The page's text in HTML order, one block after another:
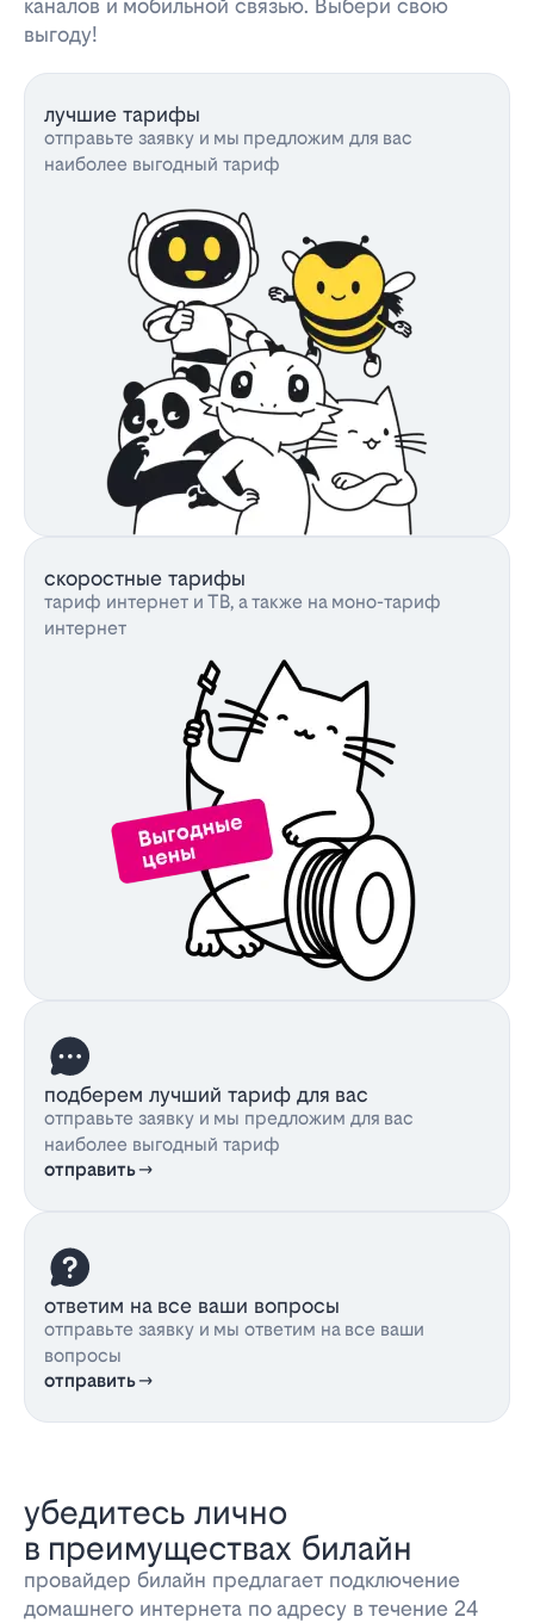
каналов и мобильной связью. Выбери свою
выгоду!
лучшие тарифы
отправьте заявку и мы предложим для вас
наиболее выгодный тариф
скоростные тарифы
тариф интернет и ТВ, а также на моно-тариф
интернет
подберем лучший тариф для вас
отправьте заявку и мы предложим для вас
наиболее выгодный тариф
отправить
ответим на все ваши вопросы
отправьте заявку и мы ответим на все ваши
вопросы
отправить
убедитесь лично
в преимуществах билайн
провайдер билайн предлагает подключение
домашнего интернета по адресу в течение 24